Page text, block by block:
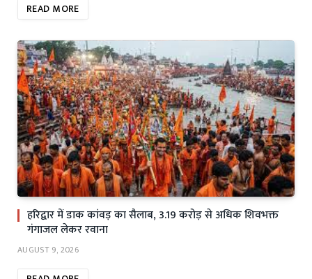
READ MORE
हरिद्वार में डाक कांवड़ का सैलाब, 3.19 करोड़ से अधिक शिवभक्त
गंगाजल लेकर रवाना
AUGUST 9, 2026